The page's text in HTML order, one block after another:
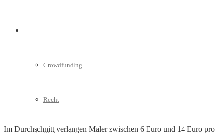
Crowdfunding
Recht
Im Durchschnitt verlangen Maler zwischen 6 Euro und 14 Euro pro